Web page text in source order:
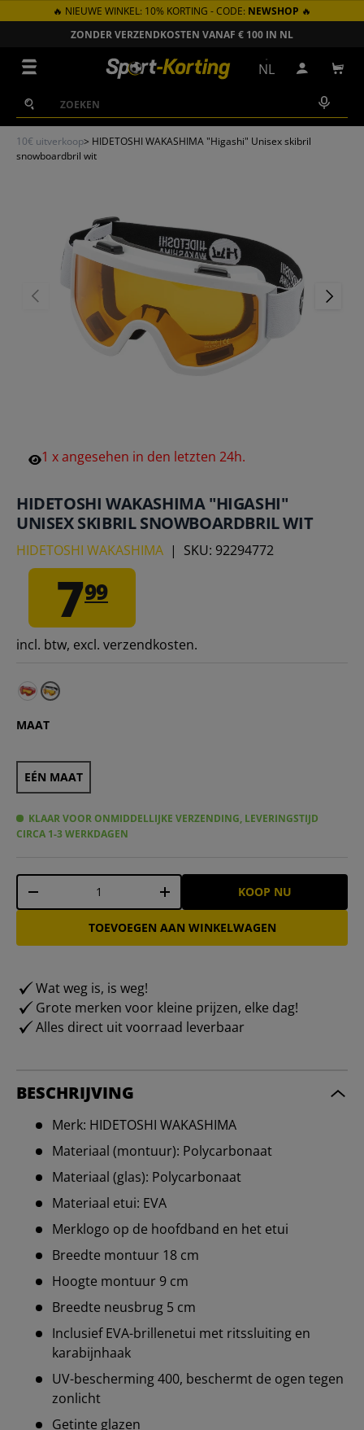
GA NAAR INHOUD
🔥 NIEUWE WINKEL: 10% KORTING - CODE: NEWSHOP 🔥
ZONDER VERZENDKOSTEN VANAF € 100 IN NL
Zoeken
Zoeken
NL Inloggen
10€ uitverkoop> HIDETOSHI WAKASHIMA "Higashi" Unisex skibril
snowboardbril wit
VORIGE
1 xangesehen in den letzten 24h.
HIDETOSHI WAKASHIMA "HIGASHI"
UNISEX SKIBRIL SNOWBOARDBRIL WIT
HIDETOSHI WAKASHIMA | SKU: 92294772
799
incl. btw, excl. verzendkosten.
MAAT
EÉN MAAT
KLAAR VOOR ONMIDDELLIJKE VERZENDING, LEVERINGSTIJD
CIRCA 1-3 WERKDAGEN
Aantal
-
+ KOOP NU
TOEVOEGEN AAN WINKELWAGEN
Wat weg is, is weg!
Grote merken voor kleine prijzen, elke dag!
Alles direct uit voorraad leverbaar
BESCHRIJVING
Merk: HIDETOSHI WAKASHIMA
Materiaal (montuur): Polycarbonaat
Materiaal (glas): Polycarbonaat
Materiaal etui: EVA
Merklogo op de hoofdband en het etui
Breedte montuur 18 cm
Hoogte montuur 9 cm
Breedte neusbrug 5 cm
Inclusief EVA-brillenetui met ritssluiting en
karabijnhaak
UV-bescherming 400, beschermt de ogen tegen
zonlicht
Getinte glazen